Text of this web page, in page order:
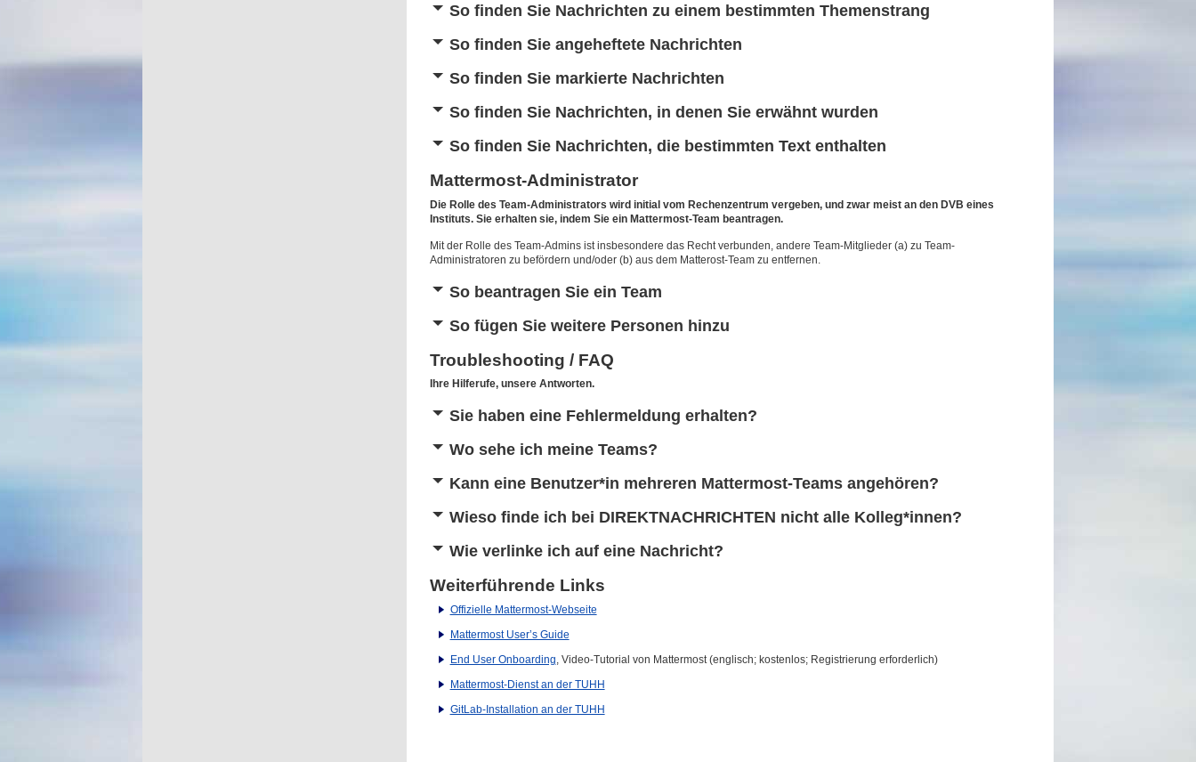
So finden Sie Nachrichten zu einem bestimmten Themenstrang
So finden Sie angeheftete Nachrichten
So finden Sie markierte Nachrichten
So finden Sie Nachrichten, in denen Sie erwähnt wurden
So finden Sie Nachrichten, die bestimmten Text enthalten
Mattermost-Administrator
Die Rolle des Team-Administrators wird initial vom Rechenzentrum vergeben, und zwar meist an den DVB eines
Instituts. Sie erhalten sie, indem Sie ein Mattermost-Team beantragen.
Mit der Rolle des Team-Admins ist insbesondere das Recht verbunden, andere Team-Mitglieder (a) zu Team-
Administratoren zu befördern und/oder (b) aus dem Matterost-Team zu entfernen.
So beantragen Sie ein Team
So fügen Sie weitere Personen hinzu
Troubleshooting / FAQ
Ihre Hilferufe, unsere Antworten.
Sie haben eine Fehlermeldung erhalten?
Wo sehe ich meine Teams?
Kann eine Benutzer*in mehreren Mattermost-Teams angehören?
Wieso finde ich bei DIREKTNACHRICHTEN nicht alle Kolleg*innen?
Wie verlinke ich auf eine Nachricht?
Weiterführende Links
Offizielle Mattermost-Webseite
Mattermost User’s Guide
End User Onboarding, Video-Tutorial von Mattermost (englisch; kostenlos; Registrierung erforderlich)
Mattermost-Dienst an der TUHH
GitLab-Installation an der TUHH